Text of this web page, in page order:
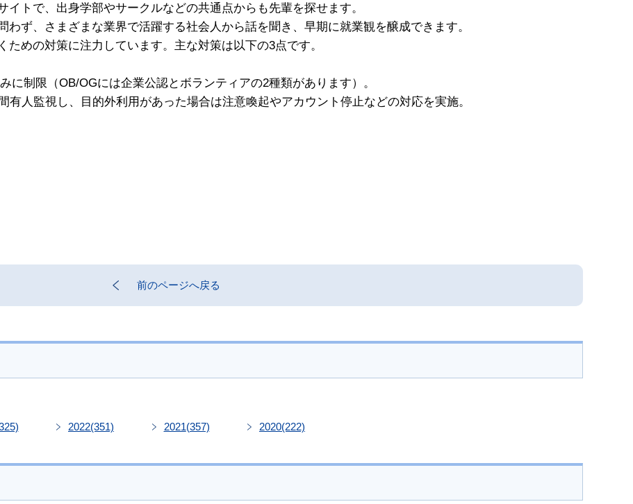
トで、出身学部やサークルなどの共通点からも先輩を探せます。
ず、さまざまな業界で活躍する社会人から話を聞き、早期に就業観を醸成できます。
めの対策に注力しています。主な対策は以下の3点です。
に制限（OB/OGには企業公認とボランティアの2種類があります）。
人監視し、目的外利用があった場合は注意喚起やアカウント停止などの対応を実施。
前のページへ戻る
2022(351) 2021(357) 2020(222)